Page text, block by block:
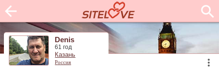
Denis
61 год
Казань
Россия